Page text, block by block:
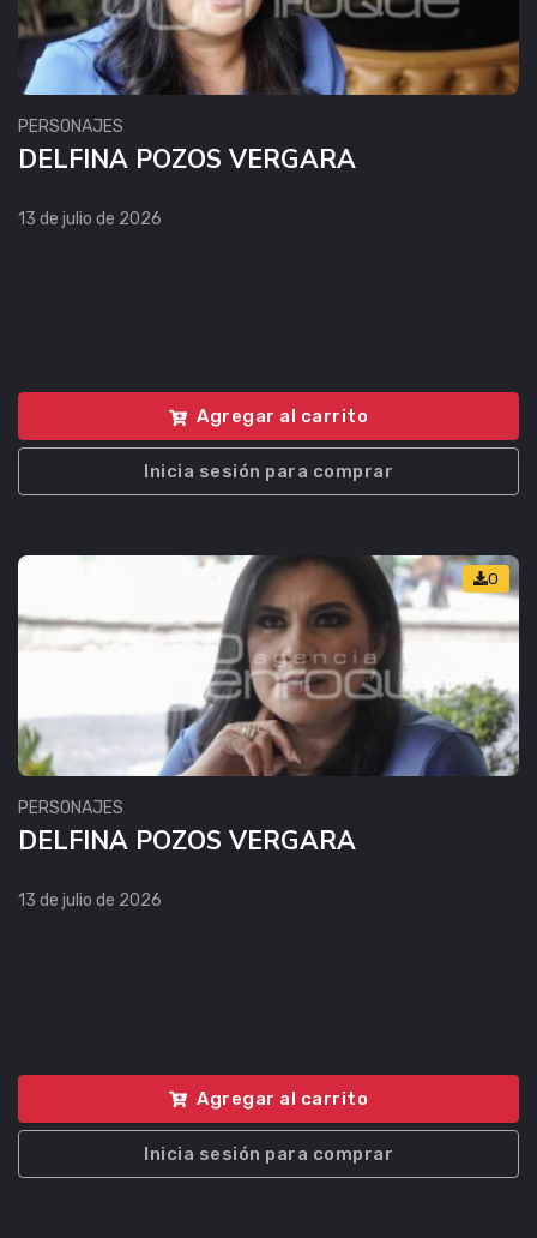
PERSONAJES
DELFINA POZOS VERGARA
13 de julio de 2026
Agregar al carrito
Inicia sesión para comprar
0
PERSONAJES
DELFINA POZOS VERGARA
13 de julio de 2026
Agregar al carrito
Inicia sesión para comprar